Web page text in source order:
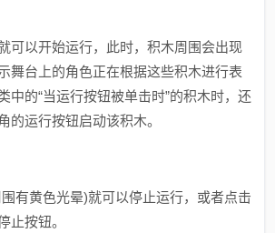
可以开始运行，此时，积木周围会出现
舞台上的角色正在根据这些积木进行表
中的“当运行按钮被单击时”的积木时，还
的运行按钮启动该积木。
有黄色光晕)就可以停止运行，或者点击
止按钮。